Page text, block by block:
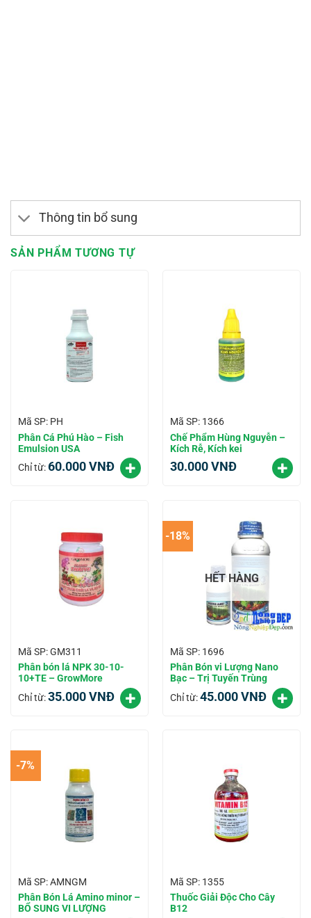
Thông tin bổ sung
SẢN PHẨM TƯƠNG TỰ
Mã SP: PH
Phân Cá Phú Hào – Fish
Emulsion USA
Chỉ từ:60.000VNĐ
Mã SP: 1366
Chế Phẩm Hùng Nguyễn –
Kích Rễ, Kích kei
30.000VNĐ
Mã SP: GM311
Phân bón lá NPK 30-10-
10+TE – GrowMore
Chỉ từ:35.000VNĐ
-18%
HẾT HÀNG
Mã SP: 1696
Phân Bón vi Lượng Nano
Bạc – Trị Tuyến Trùng
Chỉ từ:45.000VNĐ
-7%
Mã SP: AMNGM
Phân Bón Lá Amino minor –
BỔ SUNG VI LƯỢNG
Mã SP: 1355
Thuốc Giải Độc Cho Cây
B12